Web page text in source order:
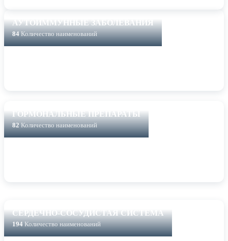
АУТОИММУННЫЕ ЗАБОЛЕВАНИЯ
84Количество наименований
ГОРМОНАЛЬНЫЕ ПРЕПАРАТЫ
82Количество наименований
СЕРДЕЧНО-СОСУДИСТАЯ СИСТЕМА
194Количество наименований